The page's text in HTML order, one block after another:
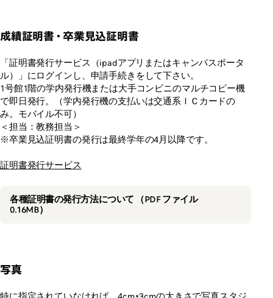
成績証明書・卒業見込証明書
「証明書発行サービス（ipadアプリまたはキャンパスポータ
ル）」にログインし、申請手続きをして下さい。
1号館1階の学内発行機または大手コンビニのマルチコピー機
で即日発行。（学内発行機の支払いは交通系ＩＣカードの
み。モバイル不可）
＜担当：教務担当＞
※卒業見込証明書の発行は最終学年の4月以降です。
証明書発行サービス
各種証明書の発行方法について （PDF ファイル
0.16MB）
写真